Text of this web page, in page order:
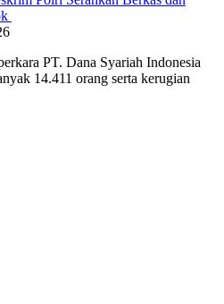
PT. Dana Syariah Indonesia
14.411 orang serta kerugian